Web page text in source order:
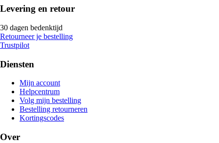
Levering en retour
30 dagen bedenktijd
Retourneer je bestelling
Trustpilot
Diensten
Mijn account
Helpcentrum
Volg mijn bestelling
Bestelling retourneren
Kortingscodes
Over